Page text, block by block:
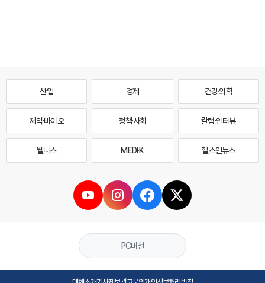
산업 경제 건강·의학
제약·바이오 정책·사회 칼럼·인터뷰
웰니스 MEDI·K 헬스인뉴스
PC버전